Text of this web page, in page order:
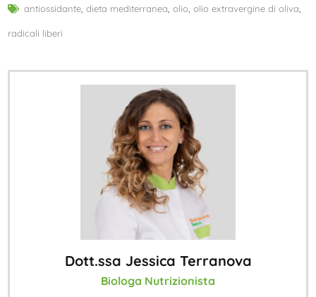
antiossidante, dieta mediterranea olio olio extravergine di oliva
radicali liberi
Dott.ssa Jessica Terranova
Biologa Nutrizionista